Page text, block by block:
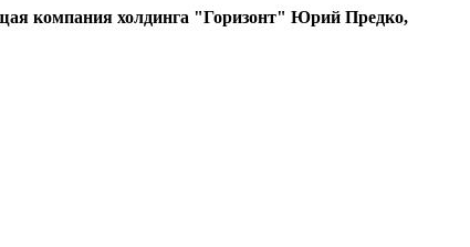
компания холдинга "Горизонт" Юрий Предко,